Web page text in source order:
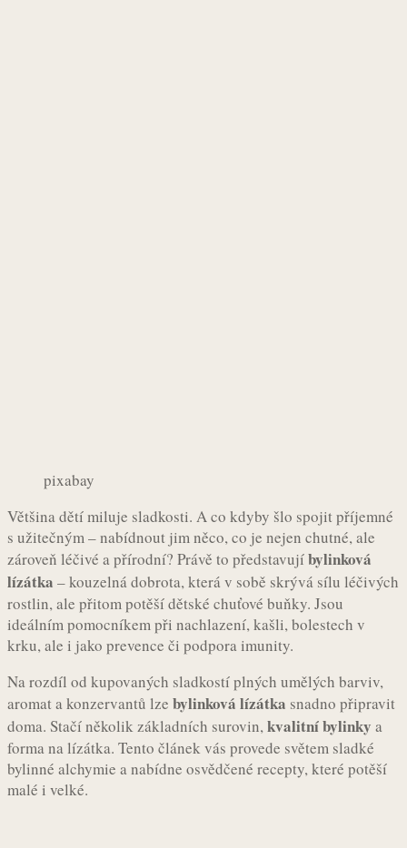
pixabay
Většina dětí miluje sladkosti. A co kdyby šlo spojit příjemné
s užitečným – nabídnout jim něco, co je nejen chutné, ale
zároveň léčivé a přírodní? Právě to představujíbylinková
lízátka – kouzelná dobrota, která v sobě skrývá sílu léčivých
rostlin, ale přitom potěší dětské chuťové buňky. Jsou
ideálním pomocníkem při nachlazení, kašli, bolestech v
krku, ale i jako prevence či podpora imunity.
Na rozdíl od kupovaných sladkostí plných umělých barviv,
aromat a konzervantů lze bylinková lízátka snadno připravit
doma. Stačí několik základních surovin,kvalitní bylinky a
forma na lízátka. Tento článek vás provede světem sladké
bylinné alchymie a nabídne osvědčené recepty, které potěší
malé i velké.